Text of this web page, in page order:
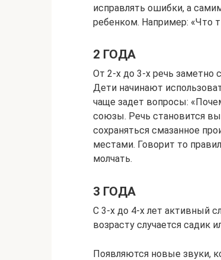
исправлять ошибки, а
ребенком. Например: «Что
2 ГОДА
От 2-х до 3-х речь
Дети начинают
чаще задет вопросы:
союзы. Речь становится
сохраняться смазанное
местами. Говорит то
молчать.
3 ГОДА
С 3-х до 4-х лет активный
возрасту случается садик
Появляются новые звуки,